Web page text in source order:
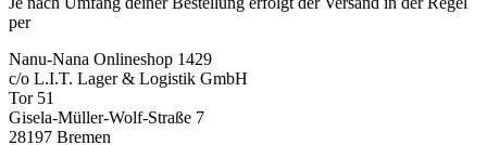
per
Nanu-Nana Onlineshop 1429
c/o L.I.T. Lager & Logistik GmbH
Tor 51
Gisela-Müller-Wolf-Straße 7
28197 Bremen